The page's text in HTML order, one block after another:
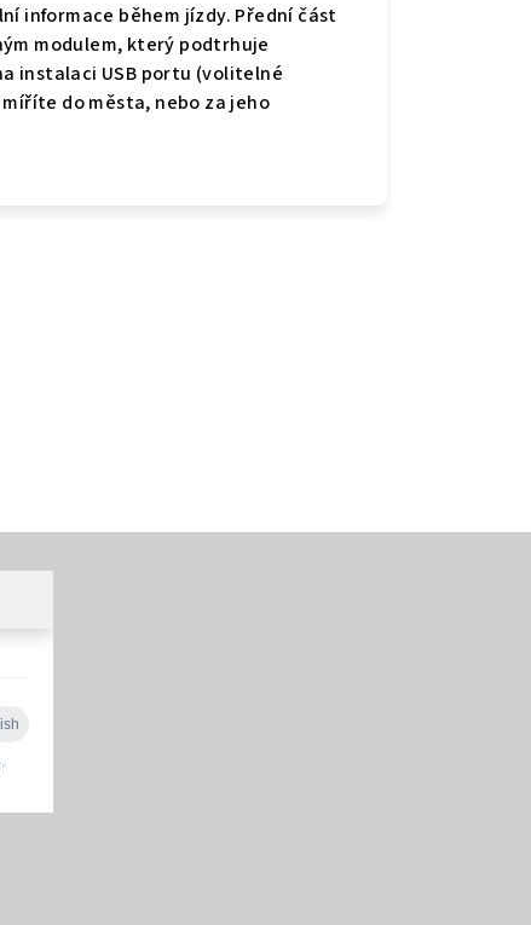
informace během jízdy. Přední část
modulem, který podtrhuje
instalaci USB portu (volitelné
do města, nebo za jeho